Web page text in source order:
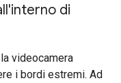
di
videocamera
i bordi estremi. Ad